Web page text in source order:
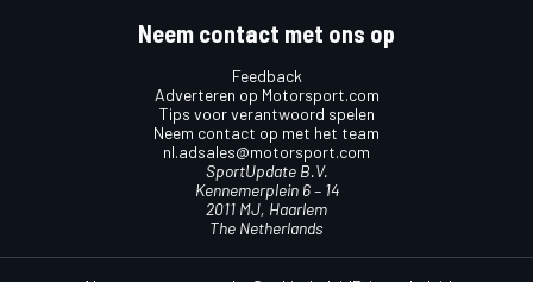
Neem contact met ons op
Feedback
Adverteren op Motorsport.com
Tips voor verantwoord spelen
Neem contact op met het team
nl.adsales@motorsport.com
SportUpdate B.V.
Kennemerplein 6 – 14
2011 MJ, Haarlem
The Netherlands